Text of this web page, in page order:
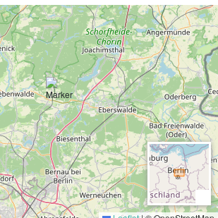
Dorado
mit Frühstück
mindestens für 2 Nächte buchen
frei